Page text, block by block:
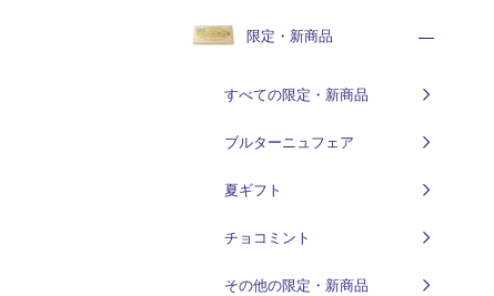
限定・新商品
すべての限定・新商品
ブルターニュフェア
夏ギフト
チョコミント
その他の限定・新商品